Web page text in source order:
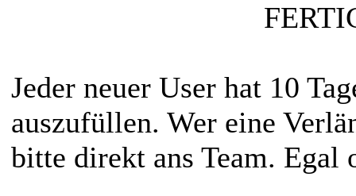
Jeder neuer User hat 10
auszufüllen. Wer eine
bitte direkt ans Team. Egal